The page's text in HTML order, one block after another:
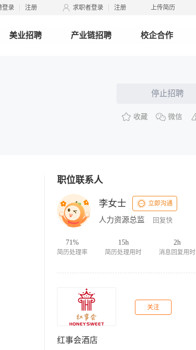
登录 注册 求职者登录 注册 上传简历
美业招聘 产业链招聘 校企合作
停止招聘
收藏 微信
职位联系人
李女士 立即沟通
人力资源总监 回复快
71%
简历处理率
15h
简历处理用时
2h
消息回复用时
关注
红事会酒店